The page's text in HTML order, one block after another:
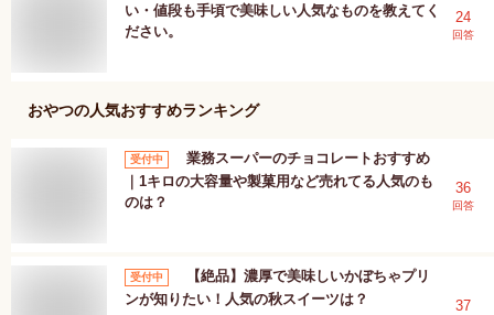
い・値段も手頃で美味しい人気なものを教えてく
ださい。
24
回答
おやつの人気おすすめランキング
受付中
業務スーパーのチョコレートおすすめ
｜1キロの大容量や製菓用など売れてる人気のも
のは？
36
回答
受付中
【絶品】濃厚で美味しいかぼちゃプリ
ンが知りたい！人気の秋スイーツは？
37